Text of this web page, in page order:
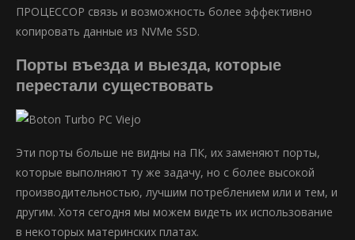
ПРОЦЕССОР связь и возможность более эффективно
копировать данные из NVMe SSD.
Порты въезда и выезда, которые
перестали существовать
Эти порты больше не видны на ПК, их заменяют порты,
которые выполняют ту же задачу, но с более высокой
производительностью, лучшим потреблением или и тем, и
другим. Хотя сегодня мы можем видеть их использование
в некоторых материнских платах.